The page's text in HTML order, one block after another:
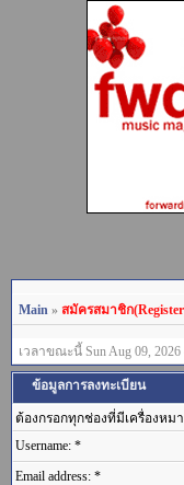
Main » สมัครสมาชิก
เวลาขณะนี้ Sun Aug 09, 2026
ข้อมูลการลงทะเบียน
ต้องกรอกทุกช่องที่มีเครื่องหมาย
Username: *
Email address: *